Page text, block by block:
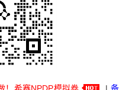
！希赛NPDP模拟卷 | 备